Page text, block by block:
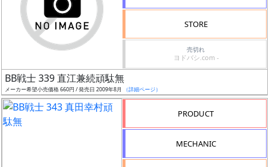
売
切
含
む
STORE
売切れ
ヨドバシ.com -
BB戦士 339 直江兼続頑駄無
メーカー希望小売価格 660円 / 発売日 2009年8月 （詳細ページ）
PRODUCT
MECHANIC